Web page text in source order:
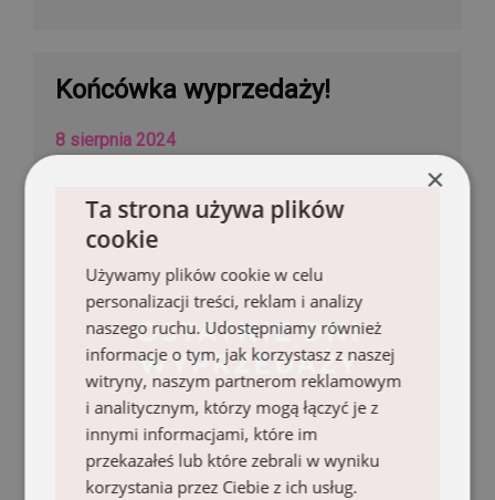
Końcówka wyprzedaży!
8 sierpnia 2024
×
Ta strona używa plików
cookie
Używamy plików cookie w celu
personalizacji treści, reklam i analizy
naszego ruchu. Udostępniamy również
informacje o tym, jak korzystasz z naszej
witryny, naszym partnerom reklamowym
i analitycznym, którzy mogą łączyć je z
innymi informacjami, które im
przekazałeś lub które zebrali w wyniku
korzystania przez Ciebie z ich usług.